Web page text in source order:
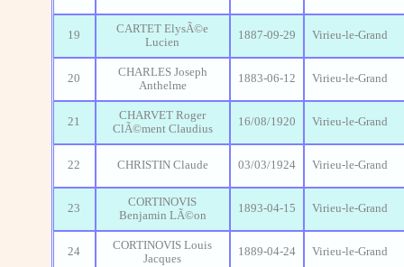
19
CARTET ElysÃ©e
Lucien
1887-09-29 Virieu-le-Grand
20
CHARLES Joseph
Anthelme
1883-06-12 Virieu-le-Grand
21
CHARVET Roger
ClÃ©ment Claudius
16/08/1920 Virieu-le-Grand
22 CHRISTIN Claude 03/03/1924 Virieu-le-Grand
23
CORTINOVIS
Benjamin LÃ©on
1893-04-15 Virieu-le-Grand
24
CORTINOVIS Louis
Jacques
1889-04-24 Virieu-le-Grand